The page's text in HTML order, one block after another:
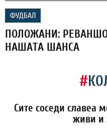
ФУДБАЛ
ПОЛОЖАНИ:
НАШАТА ШАНСА
#
Сите соседи славеа
живи и